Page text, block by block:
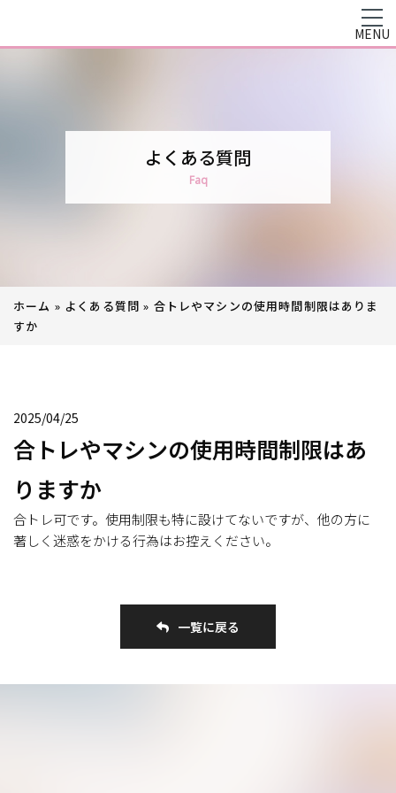
MENU
よくある質問
Faq
ホーム » よくある質問 » 合トレやマシンの使用時間制限はありま
すか
2025/04/25
合トレやマシンの使用時間制限はあ
りますか
合トレ可です。使用制限も特に設けてないですが、他の方に
著しく迷惑をかける行為はお控えください。
一覧に戻る